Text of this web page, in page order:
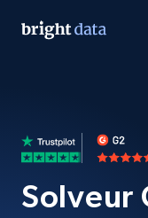
Solveur